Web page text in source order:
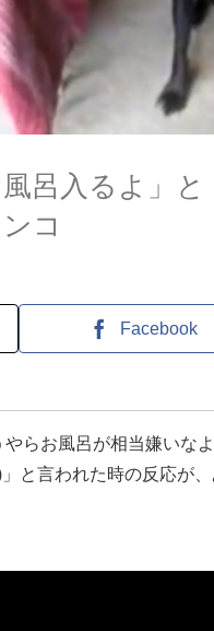
呂入るよ」
コ
Facebook
らお風呂が相当嫌いな
と言われた時の反応が、